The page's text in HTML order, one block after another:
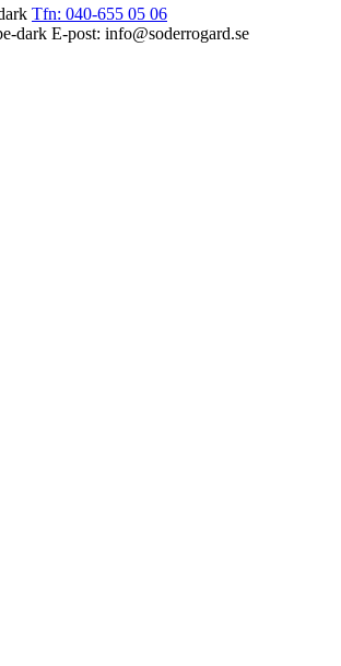
Tfn: 040-655 05 06
E-post: info@soderrogard.se